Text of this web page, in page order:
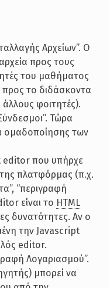
Αρχείων”. Ο
προς τους
του μαθήματος
προς το διδάσκοντα
φοιτητές).
Τώρα
ομαδοποίησης των
editor που υπήρχε
πλατφόρμας (π.χ.
“περιγραφή
είναι το HTML
δυνατότητες. Αν ο
την Javascript
editor.
Λογαριασμού”.
μπορεί να